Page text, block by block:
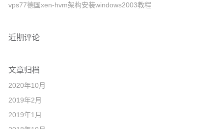
vps77德国xen-hvm架构安装windows2003教程
近期评论
文章归档
2020年10月
2019年2月
2019年1月